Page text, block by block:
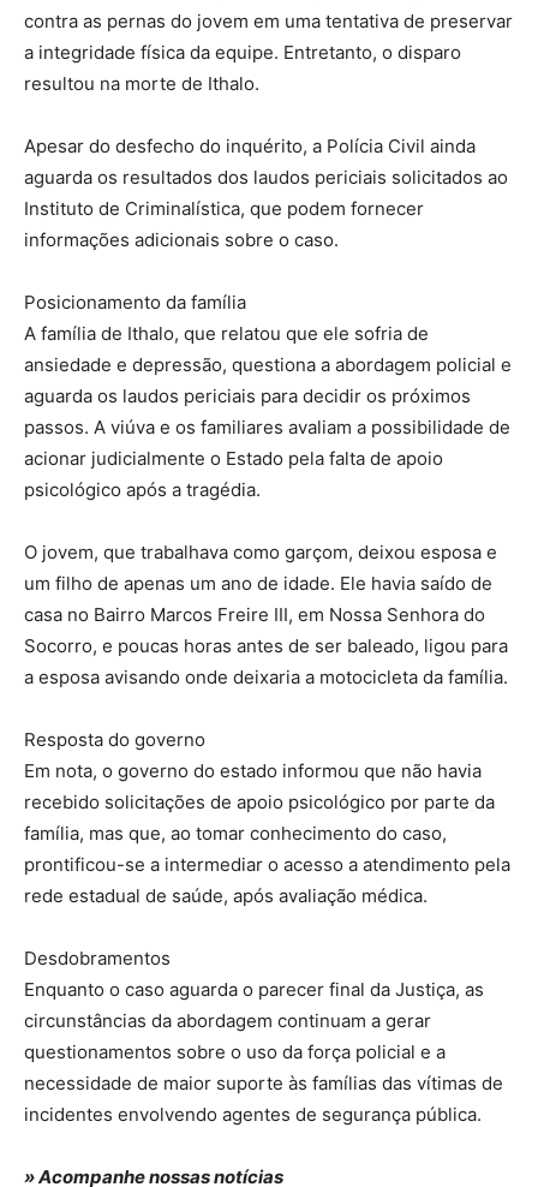
contra as pernas do jovem em uma tentativa de preservar
a integridade física da equipe. Entretanto, o disparo
resultou na morte de Ithalo.
Apesar do desfecho do inquérito, a Polícia Civil ainda
aguarda os resultados dos laudos periciais solicitados ao
Instituto de Criminalística, que podem fornecer
informações adicionais sobre o caso.
Posicionamento da família
A família de Ithalo, que relatou que ele sofria de
ansiedade e depressão, questiona a abordagem policial e
aguarda os laudos periciais para decidir os próximos
passos. A viúva e os familiares avaliam a possibilidade de
acionar judicialmente o Estado pela falta de apoio
psicológico após a tragédia.
O jovem, que trabalhava como garçom, deixou esposa e
um filho de apenas um ano de idade. Ele havia saído de
casa no Bairro Marcos Freire III, em Nossa Senhora do
Socorro, e poucas horas antes de ser baleado, ligou para
a esposa avisando onde deixaria a motocicleta da família.
Resposta do governo
Em nota, o governo do estado informou que não havia
recebido solicitações de apoio psicológico por parte da
família, mas que, ao tomar conhecimento do caso,
prontificou-se a intermediar o acesso a atendimento pela
rede estadual de saúde, após avaliação médica.
Desdobramentos
Enquanto o caso aguarda o parecer final da Justiça, as
circunstâncias da abordagem continuam a gerar
questionamentos sobre o uso da força policial e a
necessidade de maior suporte às famílias das vítimas de
incidentes envolvendo agentes de segurança pública.
» Acompanhe nossas notícias